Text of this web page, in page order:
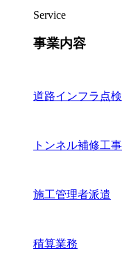
Service
事業内容
道路インフラ点検
トンネル補修工事
施工管理者派遣
積算業務